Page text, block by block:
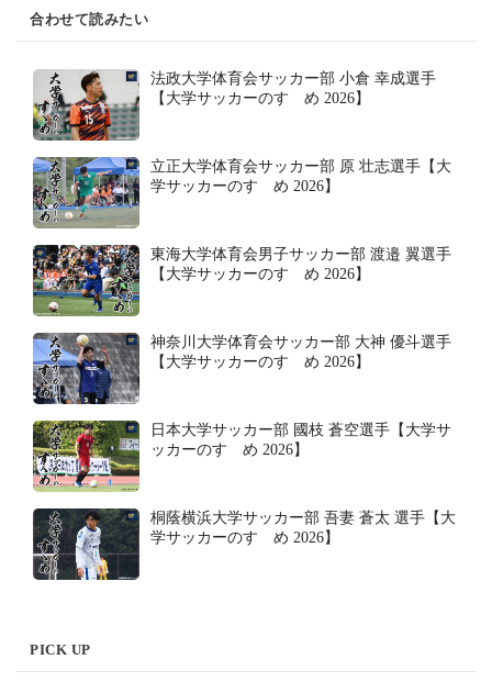
合わせて読みたい
法政大学体育会サッカー部 小倉 幸成選手
【大学サッカーのすゝめ 2026】
立正大学体育会サッカー部 原 壮志選手【大
学サッカーのすゝめ 2026】
東海大学体育会男子サッカー部 渡邉 翼選手
【大学サッカーのすゝめ 2026】
神奈川大学体育会サッカー部 大神 優斗選手
【大学サッカーのすゝめ 2026】
日本大学サッカー部 國枝 蒼空選手【大学サ
ッカーのすゝめ 2026】
桐蔭横浜大学サッカー部 吾妻 蒼太 選手【大
学サッカーのすゝめ 2026】
PICK UP